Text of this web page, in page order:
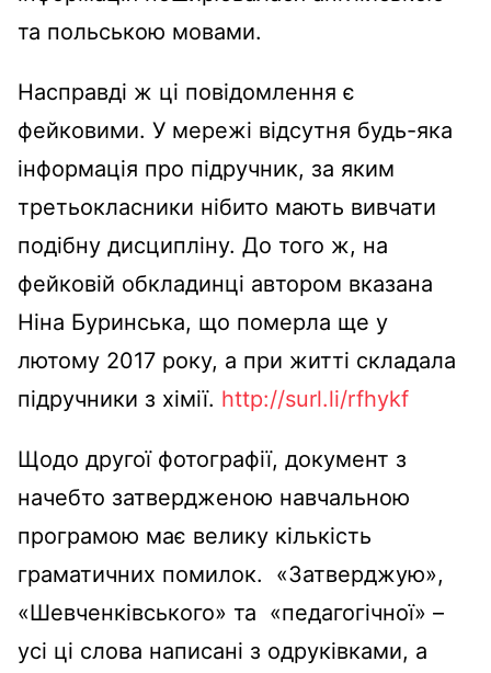
та польською мовами.
Насправді ж ці повідомлення є
фейковими. У мережі відсутня будь-яка
інформація про підручник, за яким
третьокласники нібито мають вивчати
подібну дисципліну. До того ж, на
фейковій обкладинці автором вказана
Ніна Буринська, що померла ще у
лютому 2017 року, а при житті складала
підручники з хімії. http://surl.li/rfhykf
Щодо другої фотографії, документ з
начебто затвердженою навчальною
програмою має велику кількість
граматичних помилок. «Затверджую»,
«Шевченківського» та «педагогічної» –
усі ці слова написані з одруківками, а